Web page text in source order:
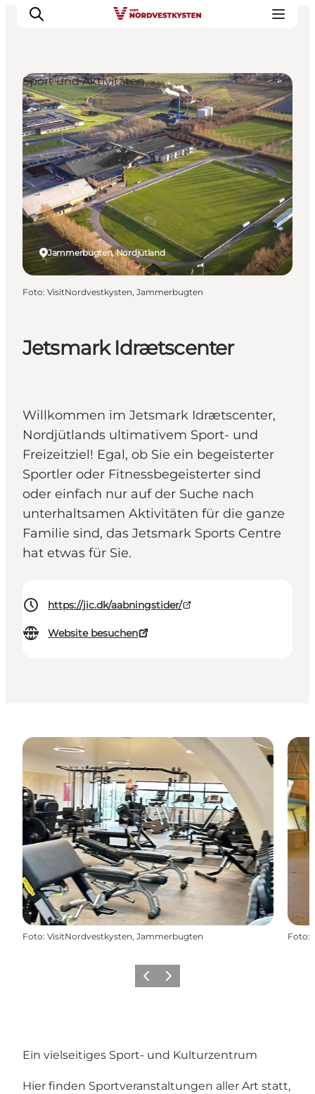
Urlaubsorte
Inspiration
Events
Unterkunft
Mach deine Urlaubsplanung
Jetsmark Idrætscenter
Willkommen im Jetsmark Idrætscenter,
Nordjütlands ultimativem Sport- und
Freizeitziel! Egal, ob Sie ein begeisterter
Sportler oder Fitnessbegeisterter sind
oder einfach nur auf der Suche nach
unterhaltsamen Aktivitäten für die ganze
Familie sind, das Jetsmark Sports Centre
hat etwas für Sie.
https://jic.dk/aabningstider/
Website besuchen
Jammerbugten, Nordjütland
Sport und Aktivitäten
Foto: VisitNordvestkysten, Jammerbugten
Foto: VisitNordvestkysten, Jammerbugten Foto:
ZurückWeiter
Ein vielseitiges Sport- und Kulturzentrum
Hier finden Sportveranstaltungen aller Art statt,